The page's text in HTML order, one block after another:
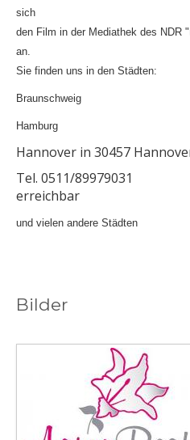
sich
den Film in der Mediathek des NDR
an.
Sie finden uns in den Städten:
Braunschweig
Hamburg
Hannover in 30457
Tel. 0511/89979031
erreichbar
und vielen andere Städten
Bilder